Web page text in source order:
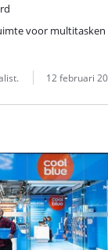
voor multitasken
12 februari